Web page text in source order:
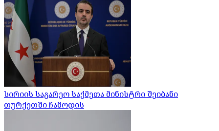
სირიის საგარეო საქმეთა მინისტრი შეიბანი
თურქეთში ჩამოდის